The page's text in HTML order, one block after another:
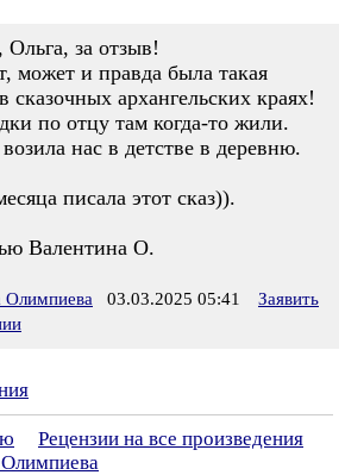
за отзыв!
может и правда была такая
сказочных архангельских краях!
по отцу там когда-то жили.
нас в детстве в деревню.
писала этот сказ)).
Валентина О.
Олимпиева 03.03.2025 05:41
Заявить
Рецензии на все произведения
Олимпиева